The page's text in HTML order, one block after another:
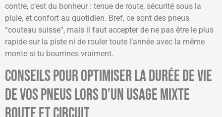
contre, c’est du bonheur : tenue de route, sécurité sous la
pluie, et confort au quotidien. Bref, ce sont des pneus
“couteau suisse”, mais il faut accepter de ne pas être le plus
rapide sur la piste ni de rouler toute l’année avec la même
monte si tu bourrines vraiment.
Conseils pour optimiser la durée de vie
de vos pneus lors d’un usage mixte